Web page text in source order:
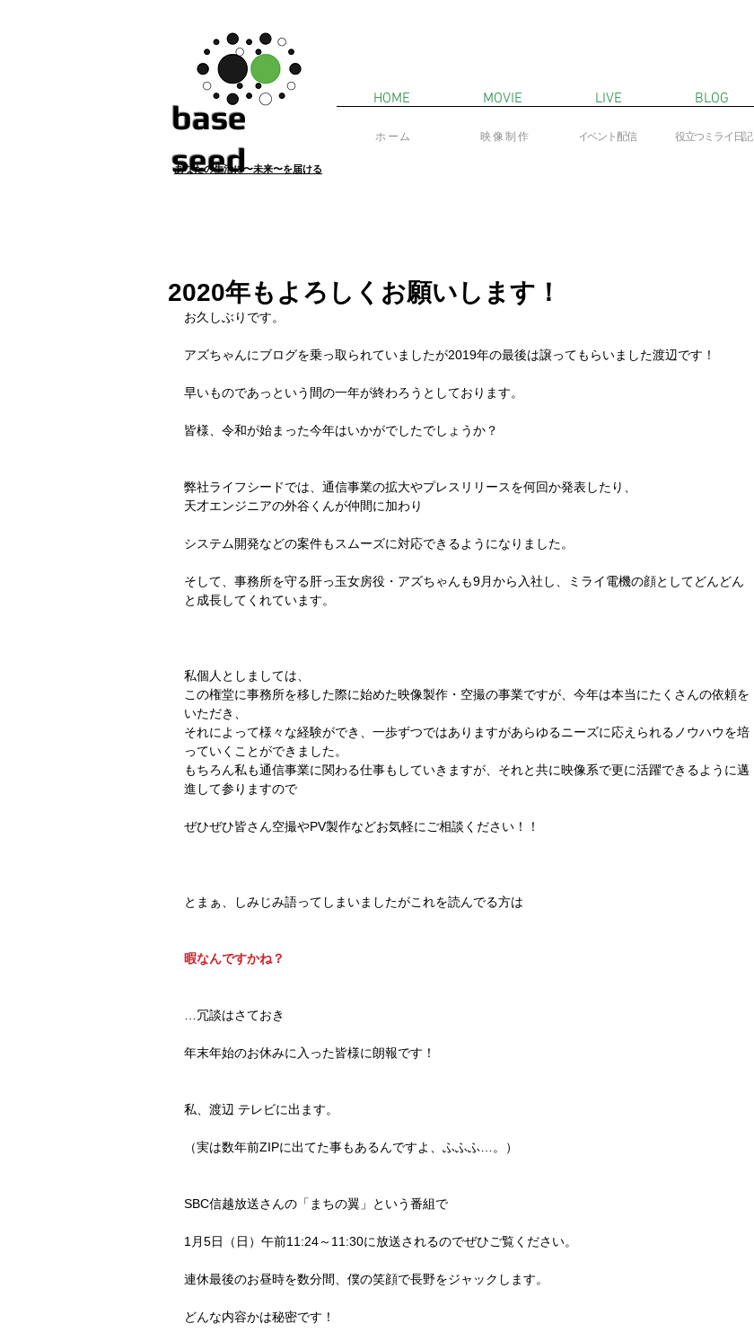
​base
seed
あなたの生活に〜未来〜を届ける
HOME MOVIE LIVE BLOG
ホーム ​イベント配信 役立つミライ日記
映像制作
2020年もよろしくお願いします！
お久しぶりです。
アズちゃんにブログを乗っ取られていましたが2019年の最後は譲ってもらいました渡辺です！
早いものであっという間の一年が終わろうとしております。
皆様、令和が始まった今年はいかがでしたでしょうか？
弊社ライフシードでは、通信事業の拡大やプレスリリースを何回か発表したり、
天才エンジニアの外谷くんが仲間に加わり
システム開発などの案件もスムーズに対応できるようになりました。
そして、事務所を守る肝っ玉女房役・アズちゃんも9月から入社し、ミライ電機の顔としてどんどん
と成長してくれています。
私個人としましては、
この権堂に事務所を移した際に始めた映像製作・空撮の事業ですが、今年は本当にたくさんの依頼を
いただき、
それによって様々な経験ができ、一歩ずつではありますがあらゆるニーズに応えられるノウハウを培
っていくことができました。
もちろん私も通信事業に関わる仕事もしていきますが、それと共に映像系で更に活躍できるように邁
進して参りますので
ぜひぜひ皆さん空撮やPV製作などお気軽にご相談ください！！
とまぁ、しみじみ語ってしまいましたがこれを読んでる方は
暇なんですかね？
…冗談はさておき
年末年始のお休みに入った皆様に朗報です！
私、渡辺 テレビに出ます。
（実は数年前ZIPに出てた事もあるんですよ、ふふふ…。）
SBC信越放送さんの「まちの翼」という番組で
1月5日（日）午前11:24～11:30に放送されるのでぜひご覧ください。
連休最後のお昼時を数分間、僕の笑顔で長野をジャックします。
どんな内容かは秘密です！